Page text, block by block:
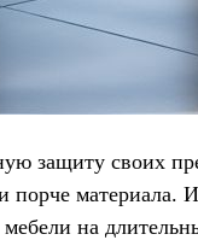
защиту своих
порче материала.
на